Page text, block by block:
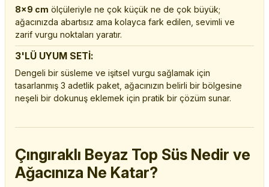
8x9 cm ölçüleriyle ne çok küçük ne de çok büyük;
ağacınızda abartısız ama kolayca fark edilen, sevimli ve
zarif vurgu noktaları yaratır.
3'LÜ UYUM SETİ:
Dengeli bir süsleme ve işitsel vurgu sağlamak için
tasarlanmış 3 adetlik paket, ağacınızın belirli bir bölgesine
neşeli bir dokunuş eklemek için pratik bir çözüm sunar.
Çıngıraklı Beyaz Top Süs Nedir ve
Ağacınıza Ne Katar?